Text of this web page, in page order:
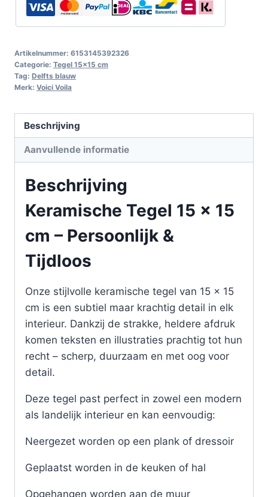
Artikelnummer: 6153145392326
Categorie: Tegel 15x15 cm
Tag: Delfts blauw
Merk: Voici Voila
Beschrijving
Aanvullende informatie
Beschrijving
Keramische Tegel 15 x 15
cm – Persoonlijk &
Tijdloos
Onze stijlvolle keramische tegel van 15 x 15
cm is een subtiel maar krachtig detail in elk
interieur. Dankzij de strakke, heldere afdruk
komen teksten en illustraties prachtig tot hun
recht – scherp, duurzaam en met oog voor
detail.
Deze tegel past perfect in zowel een modern
als landelijk interieur en kan eenvoudig:
Neergezet worden op een plank of dressoir
Geplaatst worden in de keuken of hal
Opgehangen worden aan de muur